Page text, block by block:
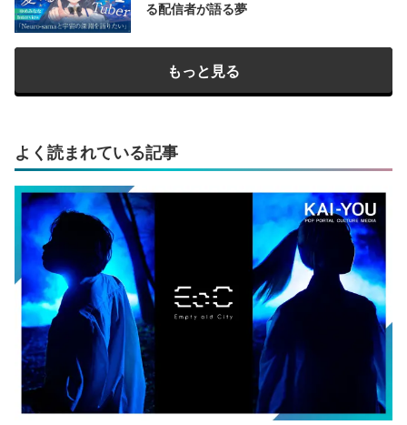
る配信者が語る夢
もっと見る
よく読まれている記事